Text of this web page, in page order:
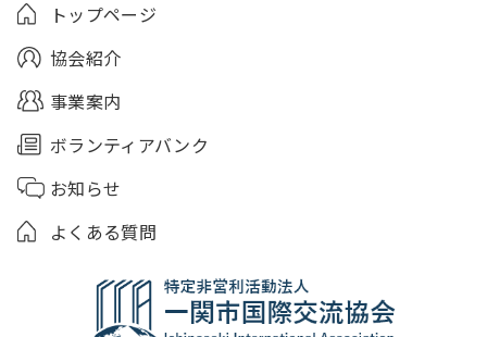
トップページ
協会紹介
事業案内
ボランティアバンク
お知らせ
よくある質問